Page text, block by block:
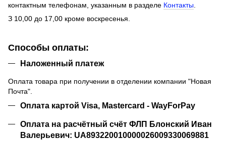
контактным телефонам, указанным в разделе Контакты
З 10,00 до 17,00 кроме воскресенья.
Способы оплаты:
Наложенный платеж
Оплата товара при получении в отделении компании "Новая
Почта".
Оплата картой Visa, Mastercard - WayForPay
Оплата на расчётный счёт ФЛП Блонский Иван
Валерьевич: UA893220010000026009330069881